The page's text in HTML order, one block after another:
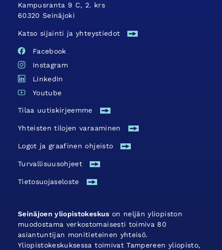
Kampusranta 9 C, 2. krs
60320 Seinäjoki
Katso sijainti ja yhteystiedot
Facebook
Instagram
LinkedIn
Youtube
Tilaa uutiskirjeemme
Yhteisten tilojen varaaminen
Logot ja graafinen ohjeisto
Turvallisuus­ohjeet
Tietosuojaseloste
Seinäjoen yliopistokeskus on neljän yliopiston
muodostama verkostomaisesti toimiva 80
asiantuntijan monitieteinen yhteisö.
Yliopistokeskuksessa toimivat Tampereen yliopisto,